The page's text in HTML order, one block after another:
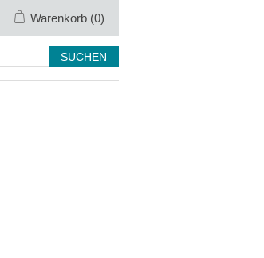
Warenkorb (0)